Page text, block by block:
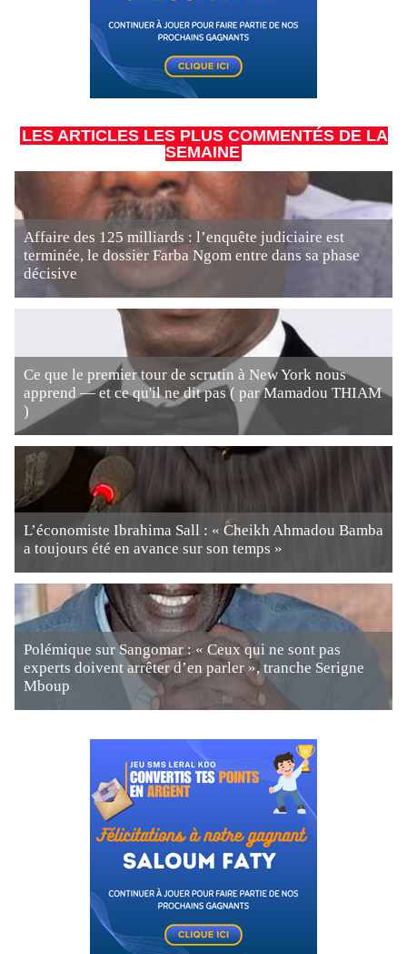
LES ARTICLES LES PLUS COMMENTÉS DE LA
SEMAINE
Affaire des 125 milliards : l’enquête judiciaire est
terminée, le dossier Farba Ngom entre dans sa phase
décisive
Ce que le premier tour de scrutin à New York nous
apprend — et ce qu'il ne dit pas ( par Mamadou THIAM
)
L’économiste Ibrahima Sall : « Cheikh Ahmadou Bamba
a toujours été en avance sur son temps »
Polémique sur Sangomar : « Ceux qui ne sont pas
experts doivent arrêter d’en parler », tranche Serigne
Mboup